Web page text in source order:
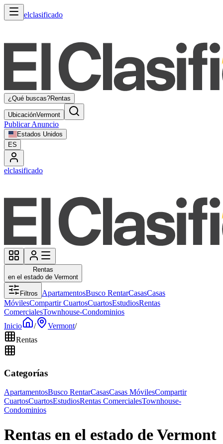
elclasificado
¿Qué buscas?Rentas
UbicaciónVermont
Publicar Anuncio
Estados Unidos
ES
elclasificado
Rentas
en el estado de Vermont
Filtros ApartamentosBusco RentarCasasCasas
MóvilesCompartir CuartosCuartosEstudiosRentas
ComercialesTownhouse-Condominios
Inicio
/ Vermont/
Rentas
Categorías
ApartamentosBusco RentarCasasCasas MóvilesCompartir
CuartosCuartosEstudiosRentas ComercialesTownhouse-
Condominios
Rentas en el estado de Vermont